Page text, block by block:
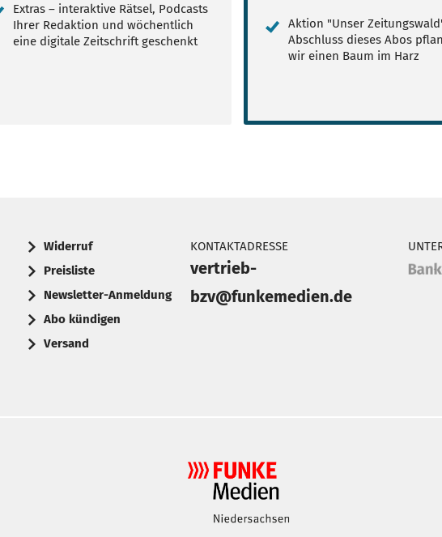
Extras – interaktive Rätsel, Podcasts
Ihrer Redaktion und wöchentlich
eine digitale Zeitschrift geschenkt
Aktion "Unser
Abschluss dieses Abos
wir einen Baum im Harz
Widerruf
Preisliste
Newsletter-Anmeldung
Abo kündigen
Versand
KONTAKTADRESSE
vertrieb-
bzv@funkemedien.de